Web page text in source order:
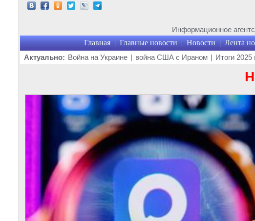
Информационное
Главная | Главные новости | Новости | Лента
Актуально: Война на Украине | война США с Ираном | Итоги 2025